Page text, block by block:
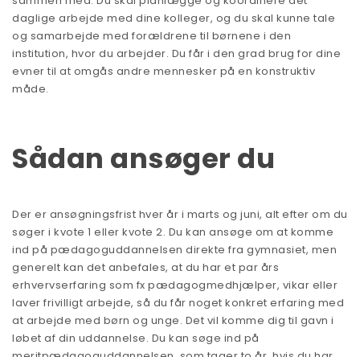
daglige arbejde med dine kolleger, og du skal kunne tale
og samarbejde med forældrene til børnene i den
institution, hvor du arbejder. Du får i den grad brug for dine
evner til at omgås andre mennesker på en konstruktiv
måde.
Sådan ansøger du
Der er ansøgningsfrist hver år i marts og juni, alt efter om du
søger i kvote 1 eller kvote 2. Du kan ansøge om at komme
ind på pædagoguddannelsen direkte fra gymnasiet, men
generelt kan det anbefales, at du har et par års
erhvervserfaring som fx pædagogmedhjælper, vikar eller
laver frivilligt arbejde, så du får noget konkret erfaring med
at arbejde med børn og unge. Det vil komme dig til gavn i
løbet af din uddannelse. Du kan søge ind på